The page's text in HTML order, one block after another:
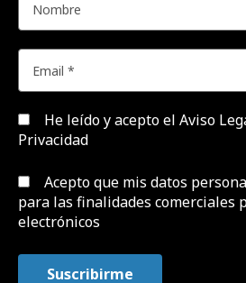
He leído y acepto el Aviso
Privacidad
Acepto que mis datos
para las finalidades comerciales
electrónicos